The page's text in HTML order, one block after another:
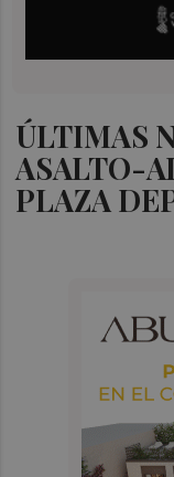
ÚLTIMAS
ASALTO-
PLAZA